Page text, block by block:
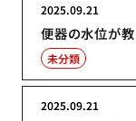
便器の水位が
2025.09.21
未分類
2025.09.21